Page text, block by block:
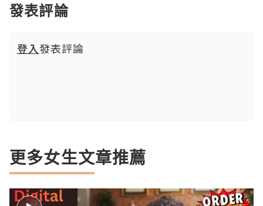
發表評論
登入發表評論
更多女生文章推薦